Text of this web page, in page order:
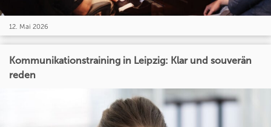
12. Mai 2026
Kommunikationstraining in Leipzig: Klar und souverän
reden